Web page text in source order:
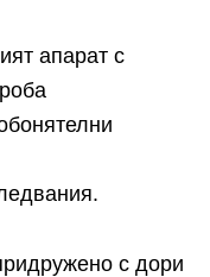
апарат с
с дори